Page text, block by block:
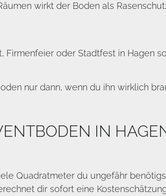
wirkt der Boden als
Firmenfeier oder Stadtfest in Hagen
nur dann, wenn du ihn wirklich
IN
Quadratmeter du ungefähr
dir sofort eine